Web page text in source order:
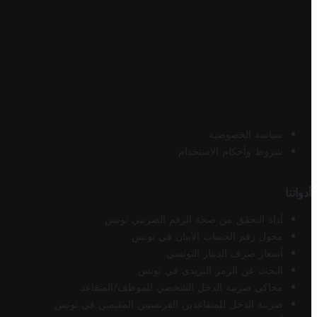
سياسة الخصوصية
شروط وأحكام الاستخدام
أدواتنا
أداة التحقق من صحة الرقم الضريبي تونس
محول رقم الحساب الآيبان في تونس
أسعار صرف الدينار التونسي
البحث عن الرمز البريدي في تونس
محاكي ضريبة الدخل الشخصي للموظف/المتقاعد
ضريبة الدخل للمتقاعدين الفرنسيين المقيمين في تونس